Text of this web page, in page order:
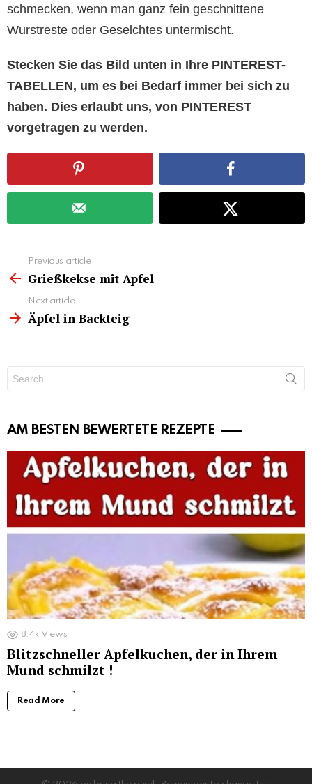
schmecken, wenn man ganz fein geschnittene
Wurstreste oder Geselchtes untermischt.
Stecken Sie das Bild unten in Ihre PINTEREST-
TABELLEN, um es bei Bedarf immer bei sich zu
haben. Dies erlaubt uns, von PINTEREST
vorgetragen zu werden.
more
Previous article
Grießkekse mit Apfel
Next article
Äpfel in Backteig
for:
AM BESTEN BEWERTETE REZEPTE
8.4k Views
Blitzschneller Apfelkuchen, der in Ihrem
Mund schmilzt !
Read More